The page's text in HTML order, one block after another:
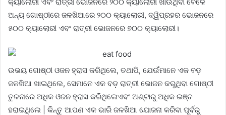
ଅନ୍ୟ ଗୋଷ୍ଠୀରେ ଜଳଖିଆରେ ୨୦୦ କ୍ୟାଲୋରୀ, ଦ୍ୱିପ୍ରହର ଭୋଜନରେ
୫୦୦ କ୍ୟାଲୋରୀ ଏବଂ ରାତ୍ରୀ ଭୋଜନରେ ୭୦୦ କ୍ୟାଲୋରୀ।
ଉଭୟ ଗୋଷ୍ଠୀ ଓଜନ ହ୍ରାସ କରିଥିଲେ, ତଥାପି, ଯେଉଁମାନେ ଏକ ବଡ଼
ଜଳଖିଆ ଖାଇଥିଲେ, ସେମାନେ ଏକ ବଡ଼ ରାତ୍ରୀ ଭୋଜନ କରୁଥିବା ଗୋଷ୍ଠୀ
ତୁଳନାରେ ଅଧିକ ଓଜନ ହ୍ରାସ କରିଥିଲେଏବଂ ଅଣ୍ଟାରୁ ଅଧିକ ଇଞ୍ଚ
ହରାଇଥିଲେ | କିନ୍ତୁ ଆପଣ ଏକ ଭାରି ଜଳଖିଆ ଯୋଜନା କରିବା ପୂର୍ବରୁ